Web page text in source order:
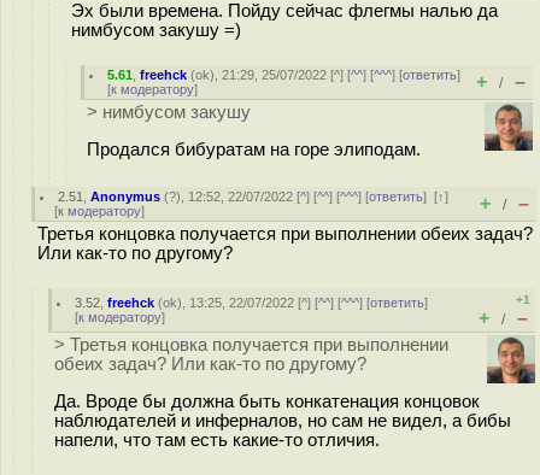
Эх были времена. Пойду сейчас флегмы налью да
нимбусом закушу =)
5.61 ,freehck (ok), 21:29, 25/07/2022 [^] [^^] [^^^] [ответить]
[к модератору] + / –
> нимбусом закушу
Продался бибуратам на горе элиподам.
2.51 ,Anonymus (?), 12:52, 22/07/2022 [^] [^^] [^^^] [ответить][↑]
[к модератору] + / –
Третья концовка получается при выполнении обеих задач?
Или как-то по другому?
3.52 ,freehck (ok), 13:25, 22/07/2022 [^] [^^] [^^^] [ответить]
[к модератору]
+1
+ / –
> Третья концовка получается при выполнении
обеих задач? Или как-то по другому?
Да. Вроде бы должна быть конкатенация концовок
наблюдателей и инферналов, но сам не видел, а бибы
напели, что там есть какие-то отличия.